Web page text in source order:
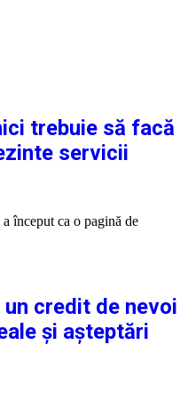
trebuie să facă
servicii
început ca o pagină de
credit de nevoi
și așteptări